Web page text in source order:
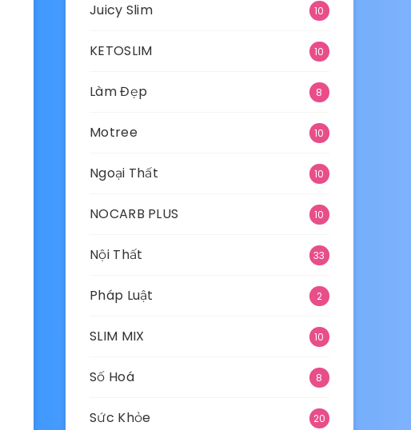
Juicy Slim 10
KETOSLIM 10
Làm Đẹp 8
Motree 10
Ngoại Thất 10
NOCARB PLUS 10
Nội Thất 33
Pháp Luật 2
SLIM MIX 10
Số Hoá 8
Sức Khỏe 20